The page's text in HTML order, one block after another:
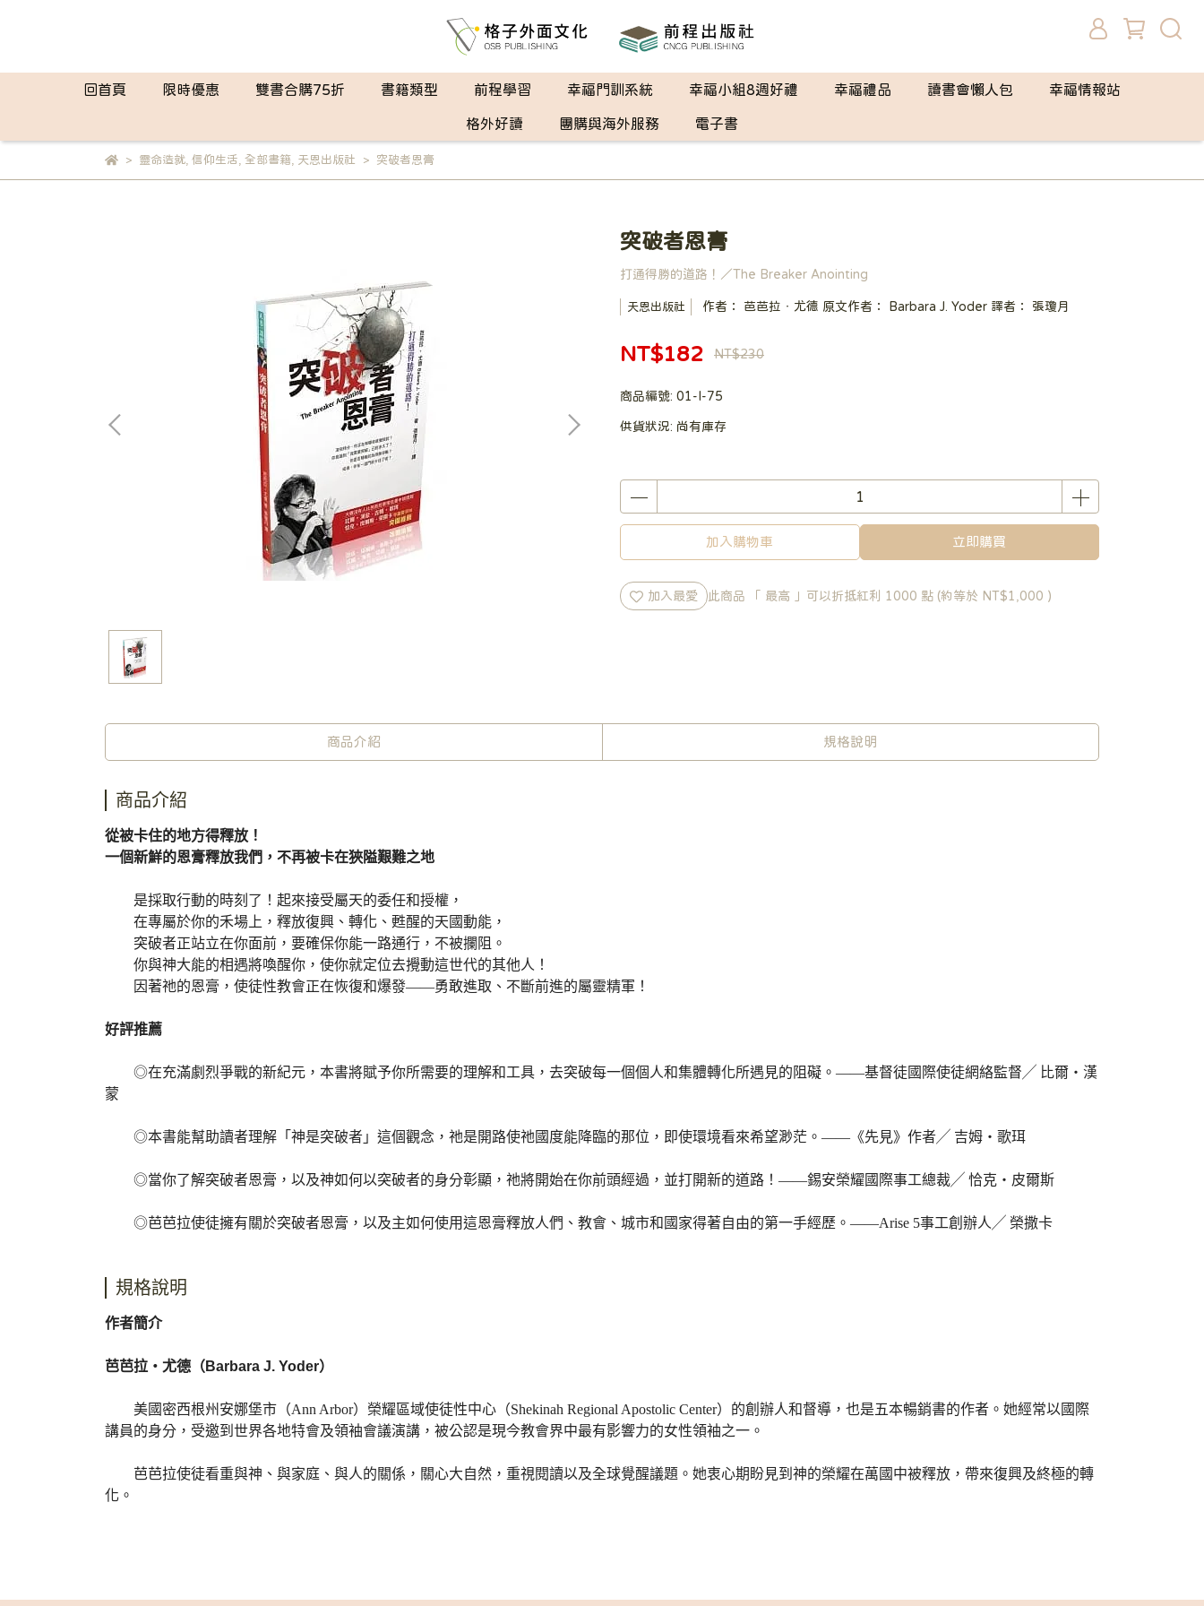
回首頁 限時優惠 雙書合購75折 書籍類型 前程學習 幸福門訓系統 幸福小組8週好禮 幸福禮品 讀書會懶人包 幸福情報站
格外好讀 團購與海外服務 電子書
靈命造就, 信仰生活 全部書籍, 天恩出版社 突破者恩膏
突破者恩膏
打通得勝的道路！／The Breaker Anointing
天恩出版社 作者： 芭芭拉‧尤德 原文作者： Barbara J. Yoder 譯者： 張瓊月
NT$182 NT$230
商品編號: 01-I-75
供貨狀況: 尚有庫存
加入購物車 立即購買
加入最愛 此商品 「 最高 」可以折抵紅利 1000 點 (約等於 NT$1,000 )
商品介紹 規格說明
商品介紹
從被卡住的地方得釋放！
一個新鮮的恩膏釋放我們，不再被卡在狹隘艱難之地
是採取行動的時刻了！起來接受屬天的委任和授權，
在專屬於你的禾場上，釋放復興、轉化、甦醒的天國動能，
突破者正站立在你面前，要確保你能一路通行，不被攔阻。
你與神大能的相遇將喚醒你，使你就定位去攪動這世代的其他人！
因著祂的恩膏，使徒性教會正在恢復和爆發——勇敢進取、不斷前進的屬靈精軍！
好評推薦
◎在充滿劇烈爭戰的新紀元，本書將賦予你所需要的理解和工具，去突破每一個個人和集體轉化所遇見的阻礙。——基督徒國際使徒網絡監督╱ 比爾‧漢
蒙
◎本書能幫助讀者理解「神是突破者」這個觀念，祂是開路使祂國度能降臨的那位，即使環境看來希望渺茫。——《先見》作者╱ 吉姆‧歌珥
◎當你了解突破者恩膏，以及神如何以突破者的身分彰顯，祂將開始在你前頭經過，並打開新的道路！——錫安榮耀國際事工總裁╱ 恰克‧皮爾斯
◎芭芭拉使徒擁有關於突破者恩膏，以及主如何使用這恩膏釋放人們、教會、城市和國家得著自由的第一手經歷。——Arise 5事工創辦人╱ 榮撒卡
規格說明
作者簡介
芭芭拉‧尤德（Barbara J. Yoder）
美國密西根州安娜堡市（Ann Arbor）榮耀區域使徒性中心（Shekinah Regional Apostolic Center）的創辦人和督導，也是五本暢銷書的作者。她經常以國際
講員的身分，受邀到世界各地特會及領袖會議演講，被公認是現今教會界中最有影響力的女性領袖之一。
芭芭拉使徒看重與神、與家庭、與人的關係，關心大自然，重視閱讀以及全球覺醒議題。她衷心期盼見到神的榮耀在萬國中被釋放，帶來復興及終極的轉
化。